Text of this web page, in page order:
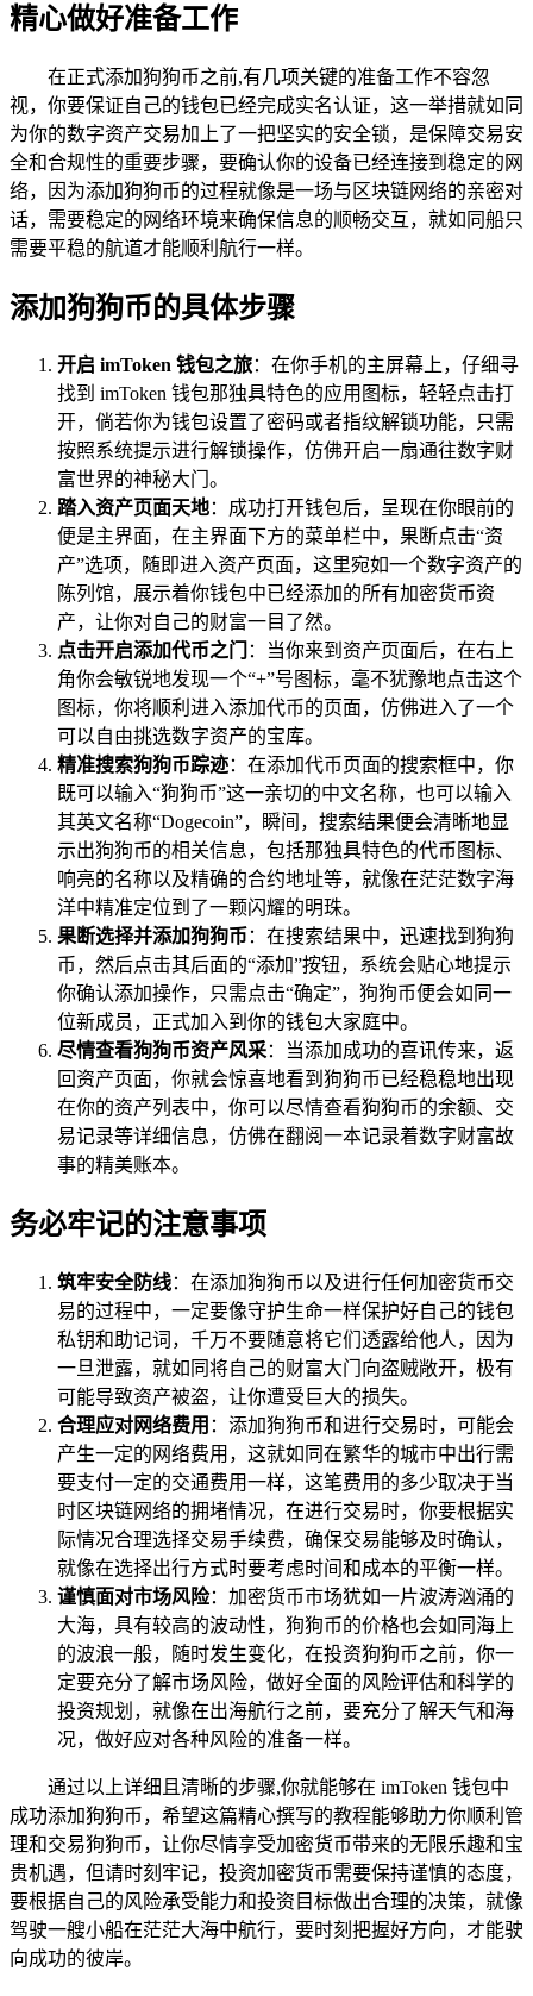
精心做好准备工作
在正式添加狗狗币之前,有几项关键的准备工作不容忽
视，你要保证自己的钱包已经完成实名认证，这一举措就如同
为你的数字资产交易加上了一把坚实的安全锁，是保障交易安
全和合规性的重要步骤，要确认你的设备已经连接到稳定的网
络，因为添加狗狗币的过程就像是一场与区块链网络的亲密对
话，需要稳定的网络环境来确保信息的顺畅交互，就如同船只
需要平稳的航道才能顺利航行一样。
添加狗狗币的具体步骤
开启 imToken 钱包之旅：在你手机的主屏幕上，仔细寻
找到 imToken 钱包那独具特色的应用图标，轻轻点击打
开，倘若你为钱包设置了密码或者指纹解锁功能，只需
按照系统提示进行解锁操作，仿佛开启一扇通往数字财
富世界的神秘大门。
踏入资产页面天地：成功打开钱包后，呈现在你眼前的
便是主界面，在主界面下方的菜单栏中，果断点击“资
产”选项，随即进入资产页面，这里宛如一个数字资产的
陈列馆，展示着你钱包中已经添加的所有加密货币资
产，让你对自己的财富一目了然。
点击开启添加代币之门
：当你来到资产页面后，在右上
角你会敏锐地发现一个“+”号图标，毫不犹豫地点击这个
图标，你将顺利进入添加代币的页面，仿佛进入了一个
可以自由挑选数字资产的宝库。
精准搜索狗狗币踪迹：在添加代币页面的搜索框中，你
既可以输入“狗狗币”这一亲切的中文名称，也可以输入
其英文名称“Dogecoin”，瞬间，搜索结果便会清晰地显
示出狗狗币的相关信息，包括那独具特色的代币图标、
响亮的名称以及精确的合约地址等，就像在茫茫数字海
洋中精准定位到了一颗闪耀的明珠。
果断选择并添加狗狗币 ：在搜索结果中，迅速找到狗狗
币，然后点击其后面的“添加”按钮，系统会贴心地提示
你确认添加操作，只需点击“确定”，狗狗币便会如同一
位新成员，正式加入到你的钱包大家庭中。
尽情查看狗狗币资产风采：当添加成功的喜讯传来，返
回资产页面，你就会惊喜地看到狗狗币已经稳稳地出现
在你的资产列表中，你可以尽情查看狗狗币的余额、交
易记录等详细信息，仿佛在翻阅一本记录着数字财富故
事的精美账本。
务必牢记的注意事项
筑牢安全防线：在添加狗狗币以及进行任何加密货币交
易的过程中，一定要像守护生命一样保护好自己的钱包
私钥和助记词，千万不要随意将它们透露给他人，因为
一旦泄露，就如同将自己的财富大门向盗贼敞开，极有
可能导致资产被盗，让你遭受巨大的损失。
合理应对网络费用 ：添加狗狗币和进行交易时，可能会
产生一定的网络费用，这就如同在繁华的城市中出行需
要支付一定的交通费用一样，这笔费用的多少取决于当
时区块链网络的拥堵情况，在进行交易时，你要根据实
际情况合理选择交易手续费，确保交易能够及时确认，
就像在选择出行方式时要考虑时间和成本的平衡一样。
谨慎面对市场风险：加密货币市场犹如一片波涛汹涌的
大海，具有较高的波动性，狗狗币的价格也会如同海上
的波浪一般，随时发生变化，在投资狗狗币之前，你一
定要充分了解市场风险，做好全面的风险评估和科学的
投资规划，就像在出海航行之前，要充分了解天气和海
况，做好应对各种风险的准备一样。
通过以上详细且清晰的步骤,你就能够在 imToken 钱包中
成功添加狗狗币，希望这篇精心撰写的教程能够助力你顺利管
理和交易狗狗币，让你尽情享受加密货币带来的无限乐趣和宝
贵机遇，但请时刻牢记，投资加密货币需要保持谨慎的态度，
要根据自己的风险承受能力和投资目标做出合理的决策，就像
驾驶一艘小船在茫茫大海中航行，要时刻把握好方向，才能驶
向成功的彼岸。